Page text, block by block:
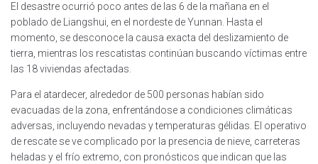
El desastre ocurrió poco antes de las 6 de la mañana en el
poblado de Liangshui, en el nordeste de Yunnan. Hasta el
momento, se desconoce la causa exacta del deslizamiento de
tierra, mientras los rescatistas continúan buscando víctimas entre
las 18 viviendas afectadas.
Para el atardecer, alrededor de 500 personas habían sido
evacuadas de la zona, enfrentándose a condiciones climáticas
adversas, incluyendo nevadas y temperaturas gélidas. El operativo
de rescate se ve complicado por la presencia de nieve, carreteras
heladas y el frío extremo, con pronósticos que indican que las